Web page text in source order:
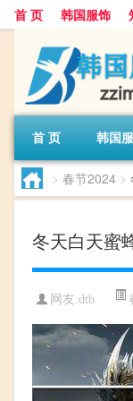
首 页 韩国服饰
首 页 韩国
> 春节2024 >
冬天白天蜜
网友:dtb